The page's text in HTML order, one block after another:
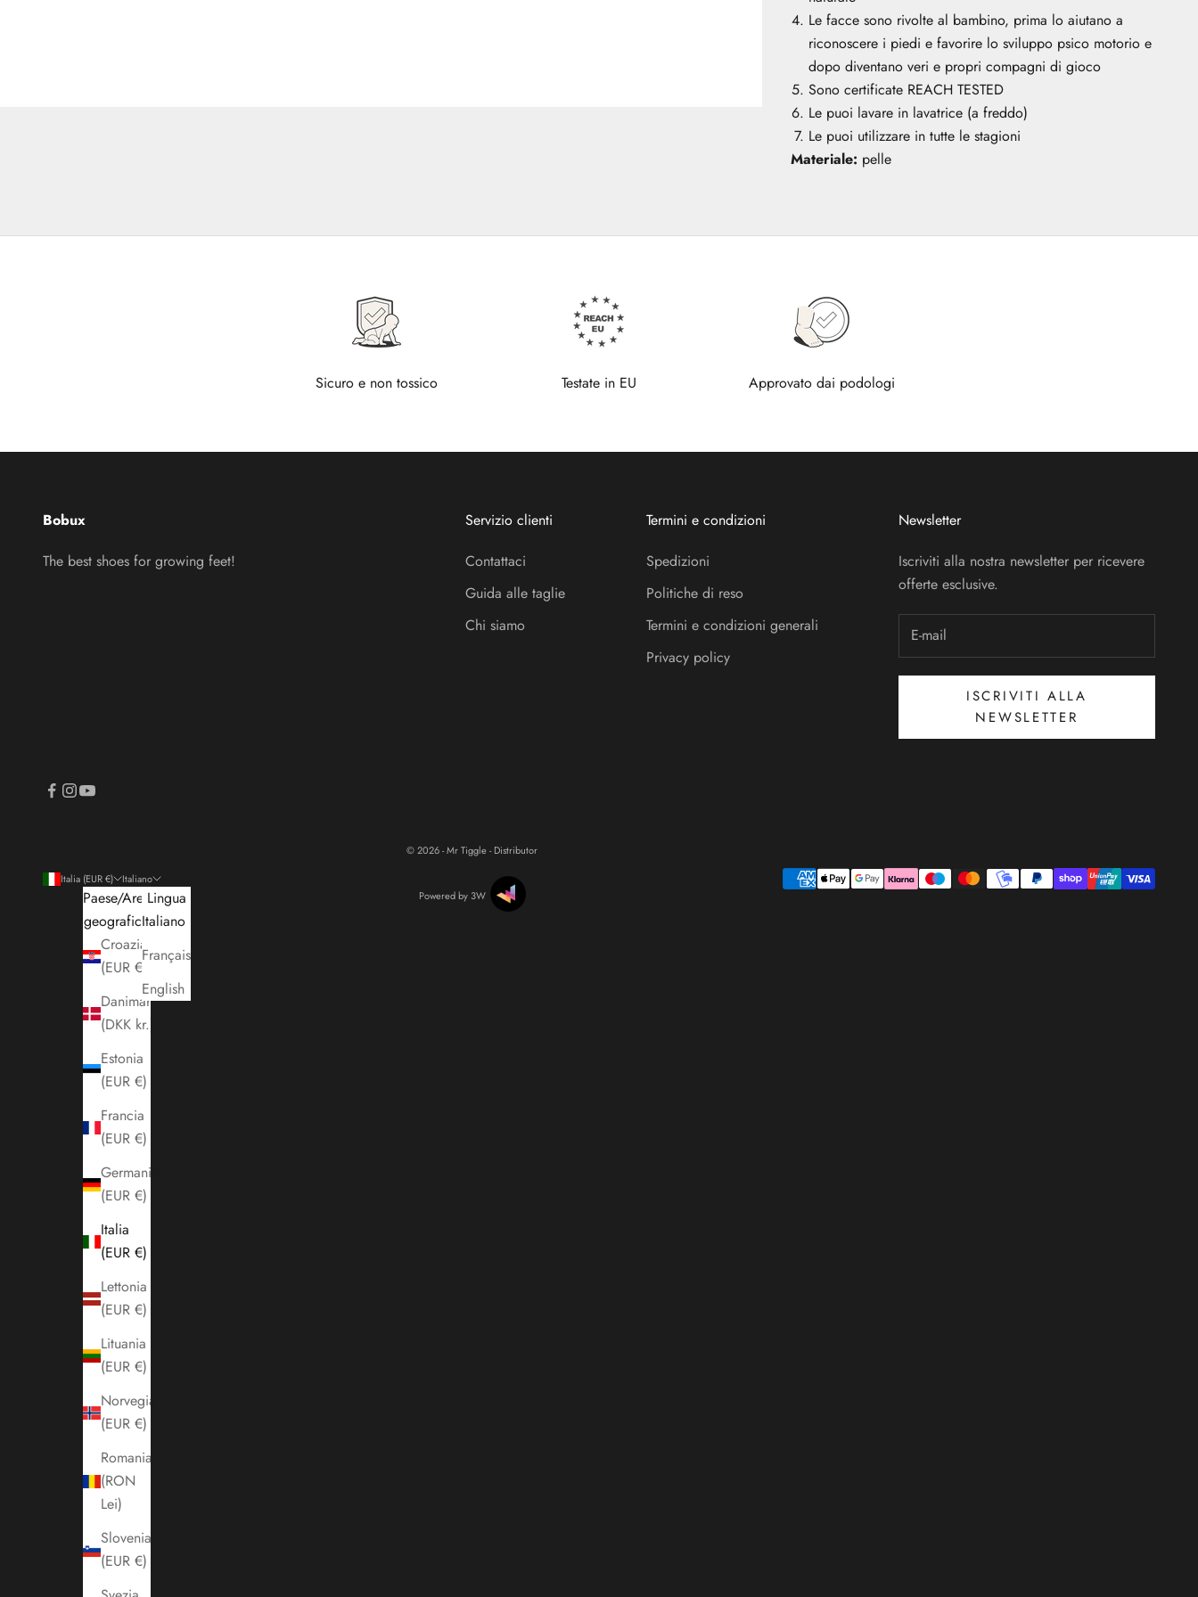
Le facce sono rivolte al bambino, prima lo aiutano a
riconoscere i piedi e favorire lo sviluppo psico motorio e
dopo diventano veri e propri compagni di gioco
Sono certificate REACH TESTED
Le puoi lavare in lavatrice (a freddo)
Le puoi utilizzare in tutte le stagioni
Materiale: pelle
Sicuro e non tossico Testate in EU Approvato dai podologi
Bobux
The best shoes for growing feet!
Servizio clienti
Contattaci
Guida alle taglie
Chi siamo
Termini e condizioni
Spedizioni
Politiche di reso
Termini e condizioni generali
Privacy policy
Newsletter
Iscriviti alla nostra newsletter per ricevere
offerte esclusive.
ISCRIVITI ALLA
NEWSLETTER
Italia (EUR €)
Paese/Area
geografica
Croazia
(EUR €)
Danimarca
(DKK kr.)
Estonia
(EUR €)
Francia
(EUR €)
Germania
(EUR €)
Italia
(EUR €)
Lettonia
(EUR €)
Lituania
(EUR €)
Norvegia
(EUR €)
Romania
(RON
Lei)
Slovenia
(EUR €)
Italiano
Lingua
Italiano
Français
English
© 2026 - Mr Tiggle - Distributor
Powered by 3W